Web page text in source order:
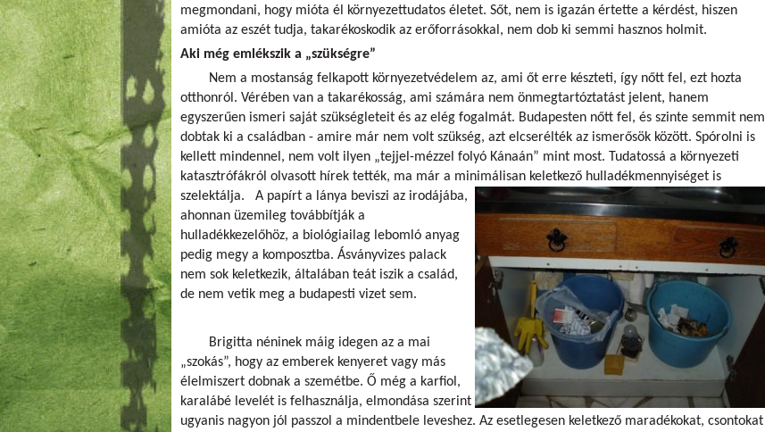
megmondani, hogy mióta él környezettudatos életet. Sőt, nem is igazán értette a kérdést, hiszen
amióta az eszét tudja, takarékoskodik az erőforrásokkal, nem dob ki semmi hasznos holmit.
Aki még emlékszik a „szükségre”
Nem a mostanság felkapott környezetvédelem az, ami őt erre készteti, így nőtt fel, ezt hozta
otthonról. Vérében van a takarékosság, ami számára nem önmegtartóztatást jelent, hanem
egyszerűen ismeri saját szükségleteit és az elég fogalmát. Budapesten nőtt fel, és szinte semmit nem
dobtak ki a családban - amire már nem volt szükség, azt elcserélték az ismerősök között. Spórolni is
kellett mindennel, nem volt ilyen „tejjel-mézzel folyó Kánaán” mint most. Tudatossá a környezeti
katasztrófákról olvasott hírek tették, ma már a minimálisan keletkező hulladékmennyiséget is
szelektálja.
A papírt a lánya beviszi az irodájába,
ahonnan üzemileg továbbítják a
hulladékkezelőhöz, a biológiailag lebomló anyag
pedig megy a komposztba. Ásványvizes palack
nem sok keletkezik, általában teát iszik a család,
de nem vetik meg a budapesti vizet sem.
Brigitta néninek máig idegen az a mai
„szokás”, hogy az emberek kenyeret vagy más
élelmiszert dobnak a szemétbe. Ő még a karfiol,
karalábé levelét is felhasználja, elmondása szerint
ugyanis nagyon jól passzol a mindentbele leveshez. Az esetlegesen keletkező maradékokat, csontokat